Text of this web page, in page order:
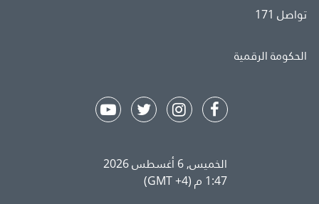
تواصل 171
الحكومة الرقمية
الخميس, 6 أغسطس 2026
1:47 م (GMT +4)